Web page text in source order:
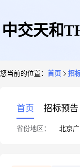
中交天和
您当前的位置： 首页 招
首页 招标预告
省份地区： 北京